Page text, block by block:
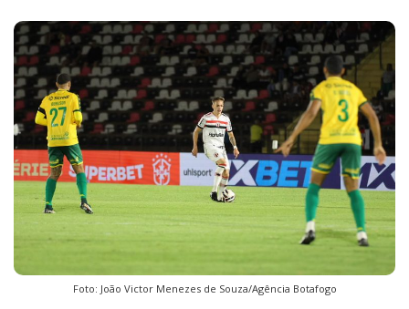
Foto: João Victor Menezes de Souza/Agência Botafogo